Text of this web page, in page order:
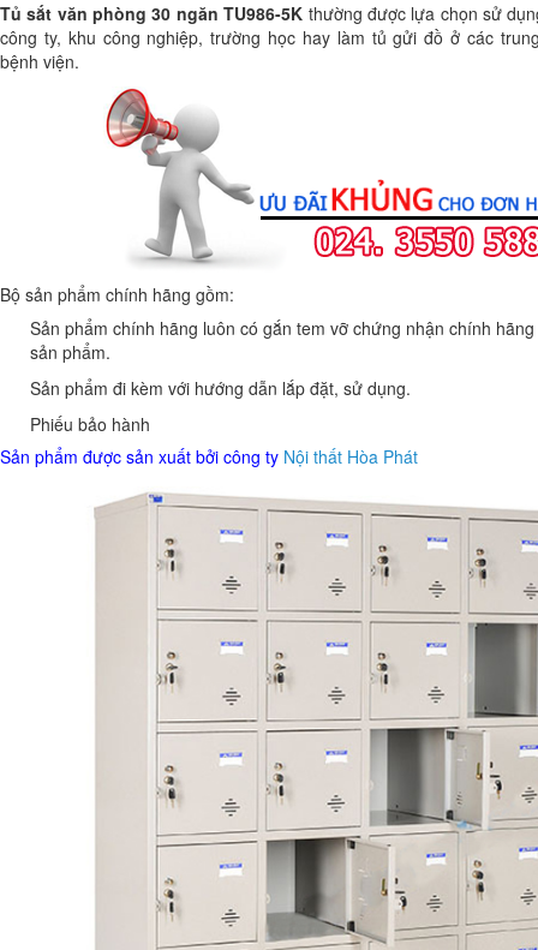
Tủ sắt văn phòng 30 ngăn TU986-5K thường được lựa chọn sử
công ty, khu công nghiệp, trường học hay làm tủ gửi đồ ở các
bệnh viện.
Bộ sản phẩm chính hãng gồm:
Sản phẩm chính hãng luôn có gắn tem vỡ chứng nhận chính
sản phẩm.
Sản phẩm đi kèm với hướng dẫn lắp đặt, sử dụng.
Phiếu bảo hành
Sản phẩm được sản xuất bởi công ty Nội thất Hòa Phát